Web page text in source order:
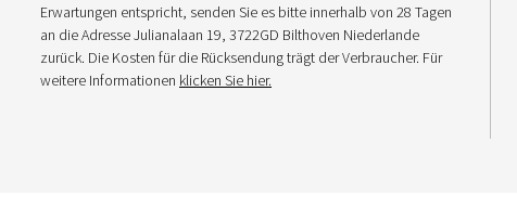
Erwartungen entspricht, senden Sie es bitte innerhalb von 28 Tagen
an die Adresse Julianalaan 19, 3722GD Bilthoven Niederlande
zurück. Die Kosten für die Rücksendung trägt der Verbraucher. Für
weitere Informationen klicken Sie hier.